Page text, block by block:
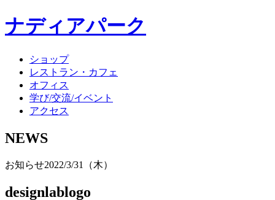
ナディアパーク
ショップ
レストラン・カフェ
オフィス
学び/交流/イベント
アクセス
NEWS
お知らせ2022/3/31（木）
designlablogo